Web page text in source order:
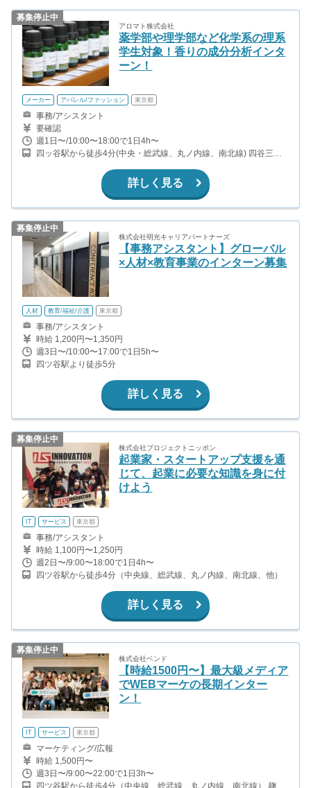
募集停止中
アロマト株式会社
薬学部や理学部など化学系の理系
学生対象！香りの成分分析インタ
ーン！
メーカー アパレル/ファッション 東京都
事務/アシスタント
要確認
週1日〜/10:00〜18:00で1日4h〜
四ッ谷駅から徒歩4分(中央・総武線、丸ノ内線、南北線) 四谷三丁
詳しく見る
募集停止中
株式会社明光キャリアパートナーズ
【事務アシスタント】グローバル
×人材×教育事業のインターン募集
人材 教育/福祉/介護 東京都
事務/アシスタント
時給 1,200円〜1,350円
週3日〜/10:00〜17:00で1日5h〜
四ツ谷駅より徒歩5分
詳しく見る
募集停止中
株式会社プロジェクトニッポン
起業家・スタートアップ支援を通
じて、起業に必要な知識を身に付
けよう
IT サービス 東京都
事務/アシスタント
時給 1,100円〜1,250円
週2日〜/9:00〜18:00で1日4h〜
四ツ谷駅から徒歩4分（中央線、総武線、丸ノ内線、南北線、他）
詳しく見る
募集停止中
株式会社ベンド
【時給1500円〜】最大級メディア
でWEBマーケの長期インター
ン！
IT サービス 東京都
マーケティング/広報
時給 1,500円〜
週3日〜/9:00〜22:00で1日3h〜
四ツ谷駅から徒歩4分（中央線、総武線、丸ノ内線、南北線） 麹町